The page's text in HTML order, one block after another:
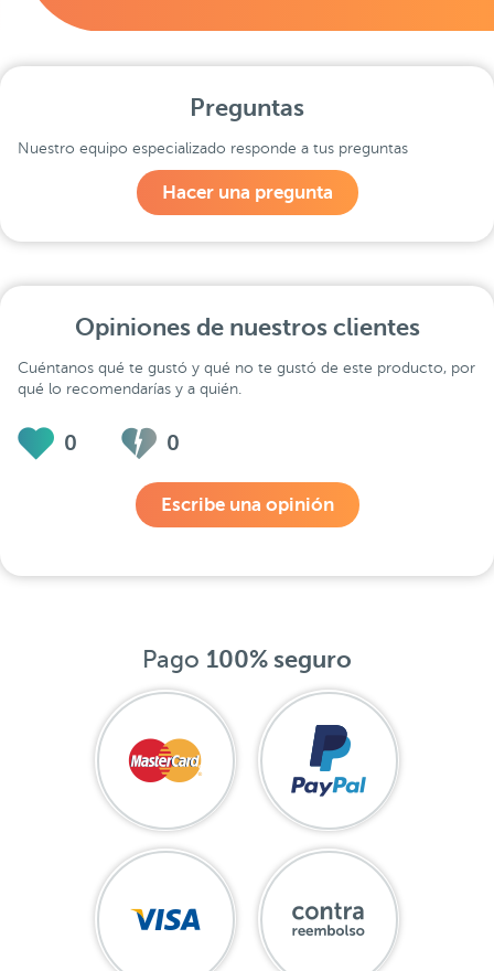
Preguntas
Nuestro equipo especializado responde a tus preguntas
Hacer una pregunta
Opiniones de nuestros clientes
Cuéntanos qué te gustó y qué no te gustó de este producto, por
qué lo recomendarías y a quién.
0 0
Escribe una opinión
Pago 100% seguro